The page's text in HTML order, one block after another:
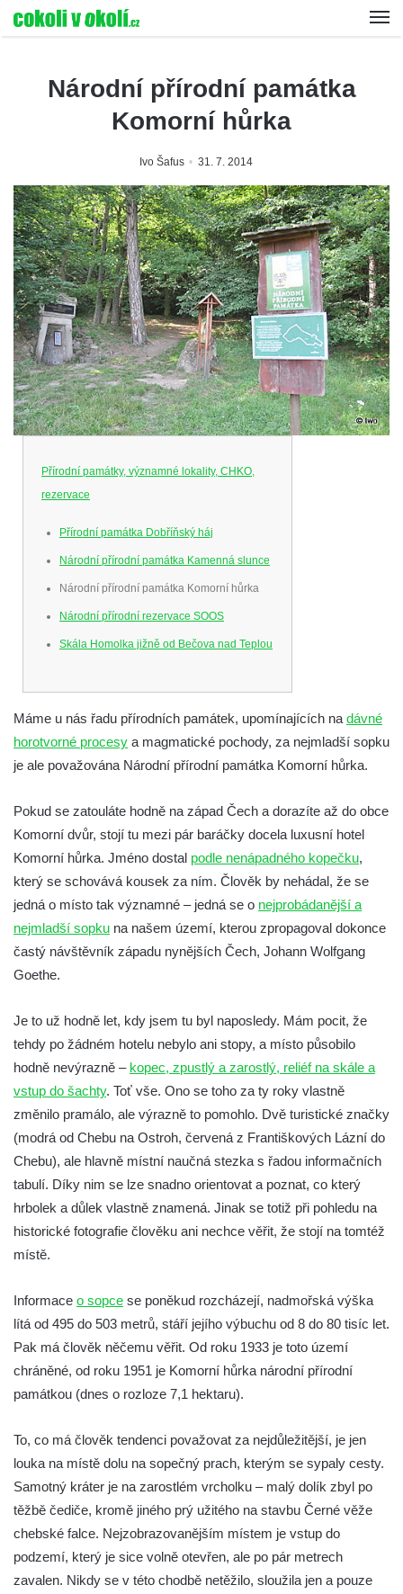
Národní přírodní památka
Komorní hůrka
Ivo Šafus 31. 7. 2014
Přírodní památky, významné lokality, CHKO,
rezervace
Přírodní památka Dobříňský háj
Národní přírodní památka Kamenná slunce
Národní přírodní památka Komorní hůrka
Národní přírodní rezervace SOOS
Skála Homolka jižně od Bečova nad Teplou
Máme u nás řadu přírodních památek, upomínajících na dávné
horotvorné procesy a magmatické pochody, za nejmladší sopku
je ale považována Národní přírodní památka Komorní hůrka.
Pokud se zatouláte hodně na západ Čech a dorazíte až do obce
Komorní dvůr, stojí tu mezi pár baráčky docela luxusní hotel
Komorní hůrka. Jméno dostal podle nenápadného kopečku,
který se schovává kousek za ním. Člověk by nehádal, že se
jedná o místo tak významné – jedná se o nejprobádanější a
nejmladší sopku na našem území, kterou zpropagoval dokonce
častý návštěvník západu nynějších Čech, Johann Wolfgang
Goethe.
Je to už hodně let, kdy jsem tu byl naposledy. Mám pocit, že
tehdy po žádném hotelu nebylo ani stopy, a místo působilo
hodně nevýrazně – kopec, zpustlý a zarostlý, reliéf na skále a
vstup do šachty. Toť vše. Ono se toho za ty roky vlastně
změnilo pramálo, ale výrazně to pomohlo. Dvě turistické značky
(modrá od Chebu na Ostroh, červená z Františkových Lázní do
Chebu), ale hlavně místní naučná stezka s řadou informačních
tabulí. Díky nim se lze snadno orientovat a poznat, co který
hrbolek a důlek vlastně znamená. Jinak se totiž při pohledu na
historické fotografie člověku ani nechce věřit, že stojí na tomtéž
místě.
Informace o sopce se poněkud rozcházejí, nadmořská výška
lítá od 495 do 503 metrů, stáří jejího výbuchu od 8 do 80 tisíc let.
Pak má člověk něčemu věřit. Od roku 1933 je toto území
chráněné, od roku 1951 je Komorní hůrka národní přírodní
památkou (dnes o rozloze 7,1 hektaru).
To, co má člověk tendenci považovat za nejdůležitější, je jen
louka na místě dolu na sopečný prach, kterým se sypaly cesty.
Samotný kráter je na zarostlém vrcholku – malý dolík zbyl po
těžbě čediče, kromě jiného prý užitého na stavbu Černé věže
chebské falce. Nejzobrazovanějším místem je vstup do
podzemí, který je sice volně otevřen, ale po pár metrech
zavalen. Nikdy se v této chodbě netěžilo, sloužila jen a pouze